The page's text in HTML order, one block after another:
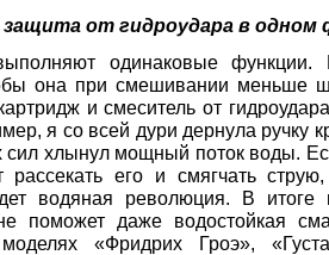
от гидроудара в одном
одинаковые функции.
она при смешивании меньше
и смеситель от
я со всей дури дернула ручку
сил хлынул мощный поток воды.
рассекать его и смягчать
водяная революция. В
поможет даже водостойкая
«Фридрих Гроэ»,